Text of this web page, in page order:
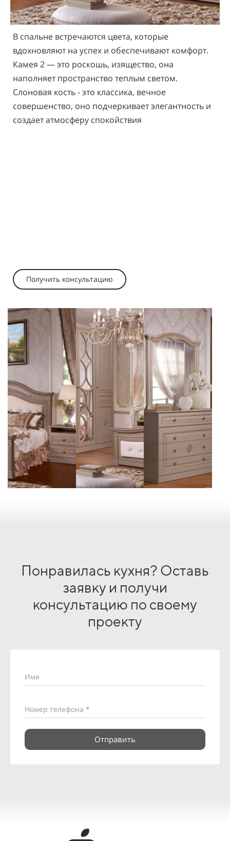
В спальне встречаются цвета, которые
вдохновляют на успех и обеспечивают комфорт.
Камея 2 — это роскошь, изящество, она
наполняет пространство теплым светом.
Слоновая кость - это классика, вечное
совершенство, оно подчеркивает элегантность и
создает атмосферу спокойствия
Получить консультацию
Понравилась кухня? Оставь
заявку и получи
консультацию по своему
проекту
Имя
Номер телефона *
Отправить